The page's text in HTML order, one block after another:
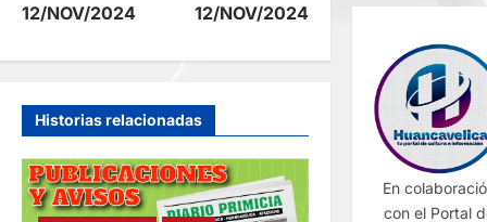
e
g
a
c
12/NOV/2024
12/NOV/2024
Historias relacionadas
En
con el Portal